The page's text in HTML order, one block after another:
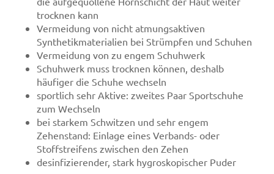
trocknen kann
Vermeidung von nicht atmungsaktiven
Synthetikmaterialien bei Strümpfen und Schuhen
Vermeidung von zu engem Schuhwerk
Schuhwerk muss trocknen können, deshalb
häufiger die Schuhe wechseln
sportlich sehr Aktive: zweites Paar Sportschuhe
zum Wechseln
bei starkem Schwitzen und sehr engem
Zehenstand: Einlage eines Verbands- oder
Stoffstreifens zwischen den Zehen
desinfizierender, stark hygroskopischer Puder